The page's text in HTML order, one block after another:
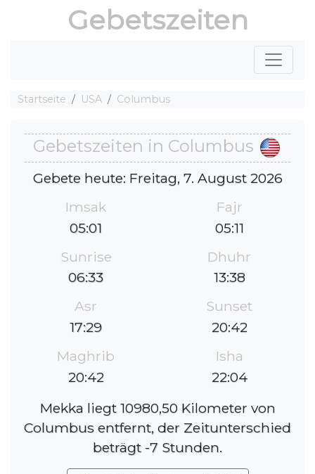
Gebetszeiten
Startseite USA Columbus
Gebetszeiten in Columbus
Gebete heute: Freitag, 7. August 2026
Imsak
05:01
Fajr
05:11
Sunrise
06:33
Dhuhr
13:38
Asr
17:29
Sunset
20:42
Maghrib
20:42
Isha
22:04
Mekka liegt 10980,50 Kilometer von
Columbus entfernt, der Zeitunterschied
beträgt -7 Stunden.